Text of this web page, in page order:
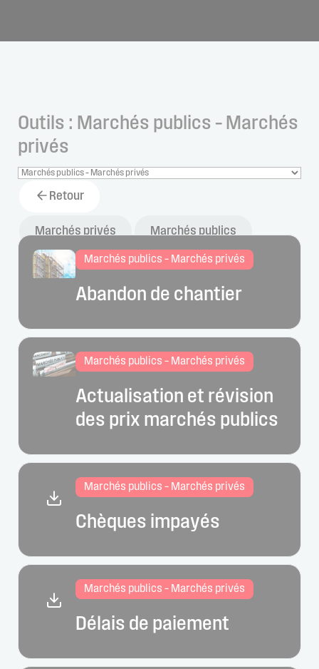
Outils : Marchés publics – Marchés
privés
Retour
Marchés privés Marchés publics
Marchés publics – Marchés privés
Abandon de chantier
Marchés publics – Marchés privés
Actualisation et révision
des prix marchés publics
Marchés publics – Marchés privés
Chèques impayés
Marchés publics – Marchés privés
Délais de paiement